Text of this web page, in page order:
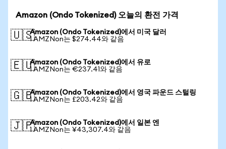
Amazon (Ondo Tokenized) 오늘의 환전 가격
🇺🇸Amazon (Ondo Tokenized)에서 미국 달러
1 AMZNon는 $274.44와 같음
🇪🇺Amazon (Ondo Tokenized)에서 유로
1 AMZNon는 €237.41와 같음
🇬🇧Amazon (Ondo Tokenized)에서 영국 파운드 스털링
1 AMZNon는 £203.42와 같음
🇯🇵Amazon (Ondo Tokenized)에서 일본 엔
1 AMZNon는 ¥43,307.4와 같음